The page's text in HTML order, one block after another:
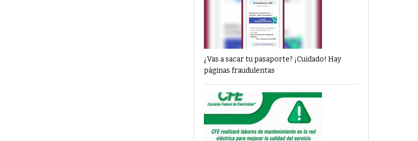
¿Vas a sacar tu pasaporte? ¡Cuidado! Hay
páginas fraudulentas